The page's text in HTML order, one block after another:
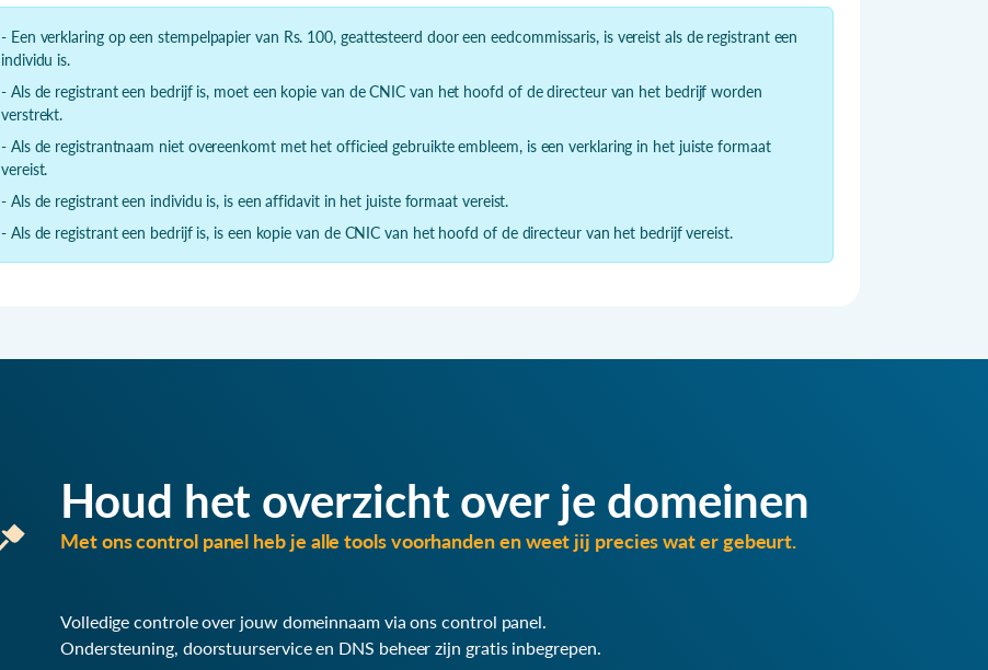
- Een verklaring op een stempelpapier van Rs. 100, geattesteerd door een eedcommissaris, is vereist als de registrant een
individu is.
- Als de registrant een bedrijf is, moet een kopie van de CNIC van het hoofd of de directeur van het bedrijf worden
verstrekt.
- Als de registrantnaam niet overeenkomt met het officieel gebruikte embleem, is een verklaring in het juiste formaat
vereist.
- Als de registrant een individu is, is een affidavit in het juiste formaat vereist.
- Als de registrant een bedrijf is, is een kopie van de CNIC van het hoofd of de directeur van het bedrijf vereist.
Houd het overzicht over je domeinen
Met ons control panel heb je alle tools voorhanden en weet jij precies wat er gebeurt.
Volledige controle over jouw domeinnaam via ons control panel.
Ondersteuning, doorstuurservice en DNS beheer zijn gratis inbegrepen.